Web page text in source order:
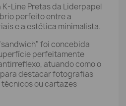
K-Line Pretas da Liderpapel
perfeito entre a
e a estética minimalista.
foi concebida
perfeitamente
atuando como o
destacar fotografias
ou cartazes